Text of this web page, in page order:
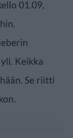
01.09,
Keikka
Se riitti